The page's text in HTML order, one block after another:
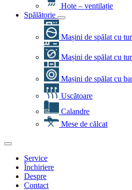
Hote – ventilație
Spălătorie
Mașini de spălat cu
Mașini de spălat cu
Mașini de spălat cu
Uscătoare
Calandre
Mese de călcat
Service
Închiriere
Despre
Contact